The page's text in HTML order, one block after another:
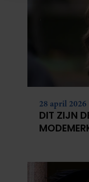
informatie over uw
partners voor social
partners kunnen
informatie die u aan
verzameld op basis
gaat akkoord met
28 april 2026
DIT ZIJN